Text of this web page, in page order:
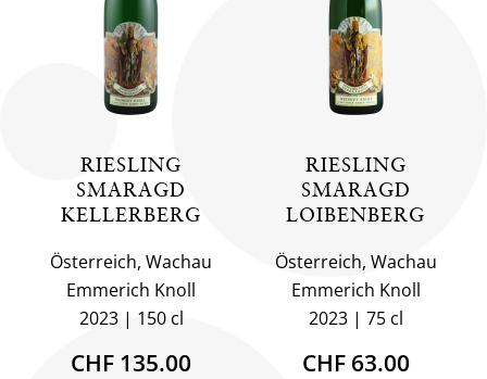
RIESLING
SMARAGD
KELLERBERG
Österreich, Wachau
Emmerich Knoll
2023
150 cl
CHF 135.00
RIESLING
SMARAGD
LOIBENBERG
Österreich, Wachau
Emmerich Knoll
2023
75 cl
CHF 63.00